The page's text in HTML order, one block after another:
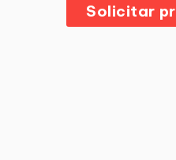
Solicitar